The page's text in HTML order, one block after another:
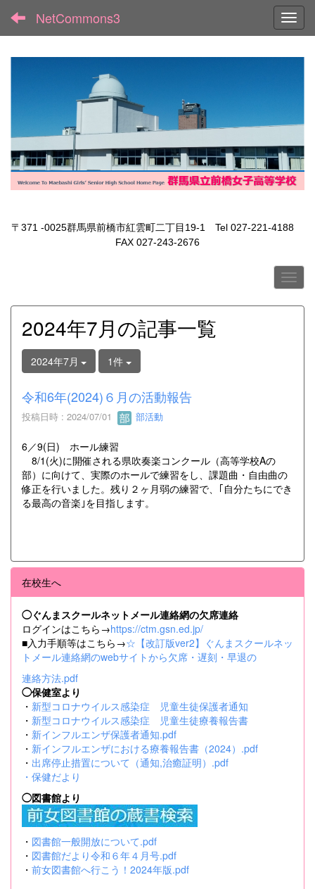
NetCommons3
〒371 -0025群馬県前橋市紅雲町二丁目19-1 Tel 027-221-4188
FAX 027-243-2676
2024年7月の記事一覧
2024年7月 1件
令和6年(2024)６月の活動報告
投稿日時 : 2024/07/01 部活動
6／9(日) ホール練習
8/1(火)に開催される県吹奏楽コンクール（高等学校Aの
部）に向けて、実際のホールで練習をし、課題曲・自由曲の
修正を行いました。残り２ヶ月弱の練習で、｢自分たちにでき
る最高の音楽｣を目指します。
在校生へ
◯ぐんまスクールネットメール連絡網の欠席連絡
ログインはこちら→https://ctm.gsn.ed.jp/
■入力手順等はこちら→☆【改訂版ver2】ぐんまスクールネッ
トメール連絡網のwebサイトから欠席・遅刻・早退の
連絡方法.pdf
◯保健室より
・ 新型コロナウイルス感染症 児童生徒保護者通知
・ 新型コロナウイルス感染症 児童生徒療養報告書
・ 新インフルエンザ保護者通知.pdf
・ 新インフルエンザにおける療養報告書（2024）.pdf
・ 出席停止措置について（通知,治癒証明）.pdf
・ 保健だより
◯図書館より
・ 図書館一般開放について.pdf
・ 図書館だより令和６年４月号.pdf
・ 前女図書館へ行こう！2024年版.pdf